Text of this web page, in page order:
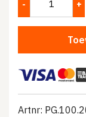
Artnr: